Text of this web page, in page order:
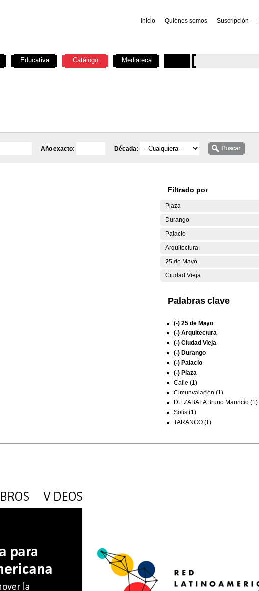
Inicio Quiénes somos Suscripción
Año exacto: Década:
Filtrado por
Plaza
Durango
Palacio
Arquitectura
25 de Mayo
Ciudad Vieja
Palabras clave
(-) 25 de Mayo
(-) Arquitectura
(-) Ciudad Vieja
(-) Durango
(-) Palacio
(-) Plaza
Calle (1)
Circunvalación (1)
DE ZABALA Bruno Mauricio (1)
Solís (1)
TARANCO (1)
Educativa Catálogo Mediateca